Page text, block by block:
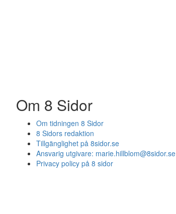
Om 8 Sidor
Om tidningen 8 Sidor
8 Sidors redaktion
Tillgänglighet på 8sidor.se
Ansvarig utgivare: marie.hillblom@8sidor.se
Privacy policy på 8 sidor